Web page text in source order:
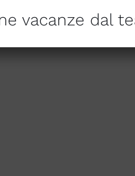
vacanze dal